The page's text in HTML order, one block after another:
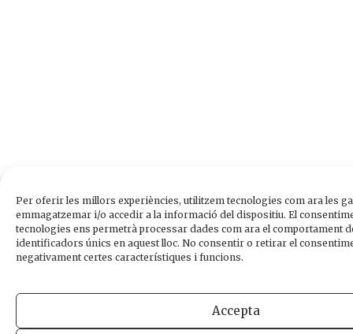
Per oferir les millors experiències, utilitzem tecnologies com ara les
emmagatzemar i/o accedir a la informació del dispositiu. El
tecnologies ens permetrà processar dades com ara el comportament
identificadors únics en aquest lloc. No consentir o retirar el
negativament certes característiques i funcions.
Accepta